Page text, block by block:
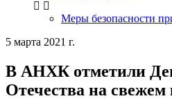
Меры безопасности
5 марта 2021 г.
В АНХК отметили
Отечества на свежем